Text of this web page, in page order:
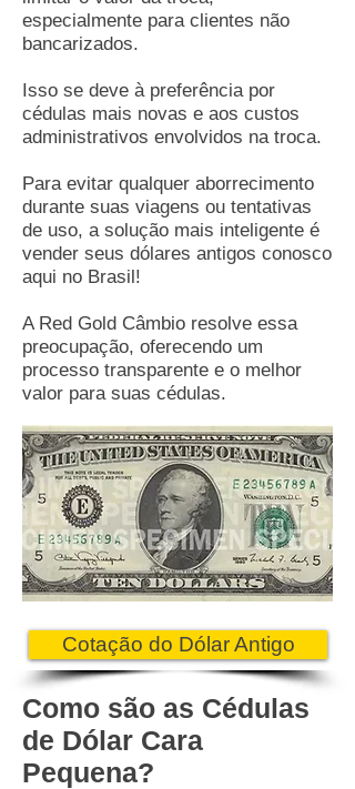
especialmente para clientes não
bancarizados.
Isso se deve à preferência por
cédulas mais novas e aos custos
administrativos envolvidos na troca.
Para evitar qualquer aborrecimento
durante suas viagens ou tentativas
de uso, a solução mais inteligente é
vender seus dólares antigos conosco
aqui no Brasil!
A Red Gold Câmbio resolve essa
preocupação, oferecendo um
processo transparente e o melhor
valor para suas cédulas.
Cotação do Dólar Antigo
Como são as Cédulas
de Dólar Cara
Pequena?